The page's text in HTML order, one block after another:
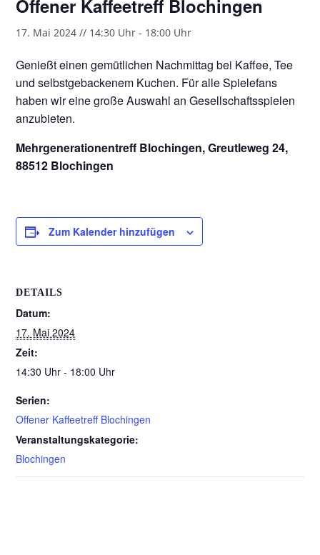
Offener Kaffeetreff Blochingen
17. Mai 2024 // 14:30 Uhr - 18:00 Uhr
Genießt einen gemütlichen Nachmittag bei Kaffee, Tee
und selbstgebackenem Kuchen. Für alle Spielefans
haben wir eine große Auswahl an Gesellschaftsspielen
anzubieten.
Mehrgenerationentreff Blochingen, Greutleweg 24,
88512 Blochingen
Zum Kalender hinzufügen
DETAILS
Datum:
17. Mai 2024
Zeit:
14:30 Uhr - 18:00 Uhr
Serien:
Offener Kaffeetreff Blochingen
Veranstaltungskategorie:
Blochingen